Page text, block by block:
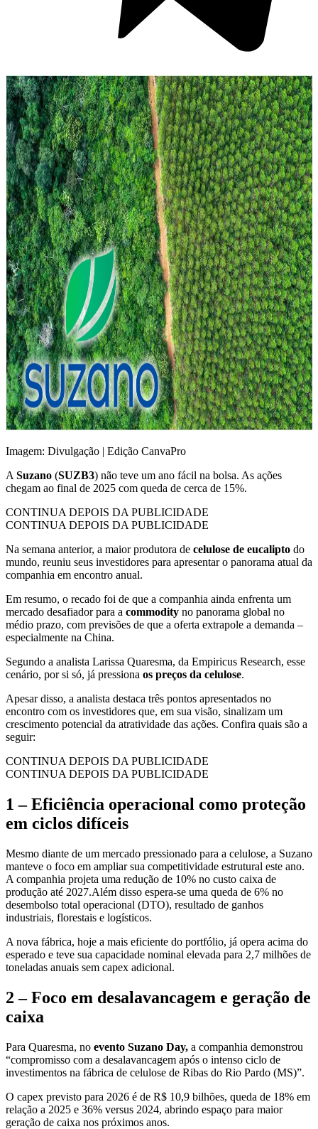
Imagem: Divulgação | Edição CanvaPro
A Suzano (SUZB3) não teve um ano fácil na bolsa. As ações
chegam ao final de 2025 com queda de cerca de 15%.
CONTINUA DEPOIS DA PUBLICIDADE
CONTINUA DEPOIS DA PUBLICIDADE
Na semana anterior, a maior produtora de celulose de eucalipto do
mundo, reuniu seus investidores para apresentar o panorama atual da
companhia em encontro anual.
Em resumo, o recado foi de que a companhia ainda enfrenta um
mercado desafiador para a commodity no panorama global no
médio prazo, com previsões de que a oferta extrapole a demanda –
especialmente na China.
Segundo a analista Larissa Quaresma, da Empiricus Research, esse
cenário, por si só, já pressiona os preços da celulose.
Apesar disso, a analista destaca três pontos apresentados no
encontro com os investidores que, em sua visão, sinalizam um
crescimento potencial da atratividade das ações. Confira quais são a
seguir:
CONTINUA DEPOIS DA PUBLICIDADE
CONTINUA DEPOIS DA PUBLICIDADE
1 – Eficiência operacional como proteção
em ciclos difíceis
Mesmo diante de um mercado pressionado para a celulose, a Suzano
manteve o foco em ampliar sua competitividade estrutural este ano.
A companhia projeta uma redução de 10% no custo caixa de
produção até 2027.Além disso espera-se uma queda de 6% no
desembolso total operacional (DTO), resultado de ganhos
industriais, florestais e logísticos.
A nova fábrica, hoje a mais eficiente do portfólio, já opera acima do
esperado e teve sua capacidade nominal elevada para 2,7 milhões de
toneladas anuais sem capex adicional.
2 – Foco em desalavancagem e geração de
caixa
Para Quaresma, no evento Suzano Day, a companhia demonstrou
“compromisso com a desalavancagem após o intenso ciclo de
investimentos na fábrica de celulose de Ribas do Rio Pardo (MS)”.
O capex previsto para 2026 é de R$ 10,9 bilhões, queda de 18% em
relação a 2025 e 36% versus 2024, abrindo espaço para maior
geração de caixa nos próximos anos.